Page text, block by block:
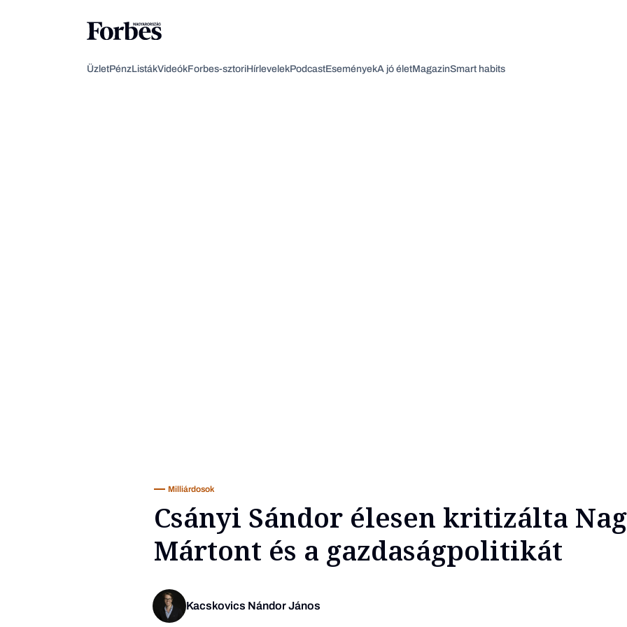
ÜzletPénzListákVideókForbes-sztoriHírlevelekPodcastEseményekA jó életMagazinSmart habits
Milliárdosok
Csányi Sándor élesen kritizálta
Mártont és a gazdaságpolitikát
Kacskovics Nándor János